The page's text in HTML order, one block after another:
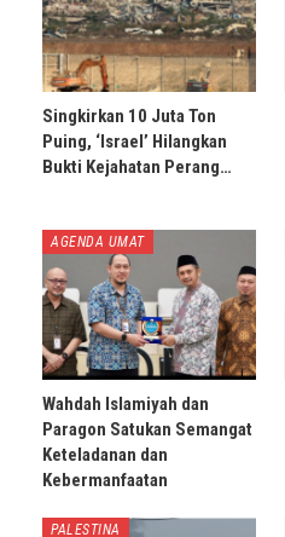
Singkirkan 10 Juta Ton
Puing, ‘Israel’ Hilangkan
Bukti Kejahatan Perang…
AGENDA UMAT
Wahdah Islamiyah dan
Paragon Satukan Semangat
Keteladanan dan
Kebermanfaatan
PALESTINA